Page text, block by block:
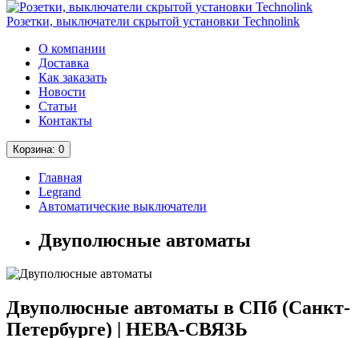
Розетки, выключатели скрытой установки Technolink
О компании
Доставка
Как заказать
Новости
Статьи
Контакты
Корзина: 0
Главная
Legrand
Автоматические выключатели
Двуполюсные автоматы
Двуполюсные автоматы в СПб (Санкт-
Петербурге) | НЕВА-СВЯЗЬ